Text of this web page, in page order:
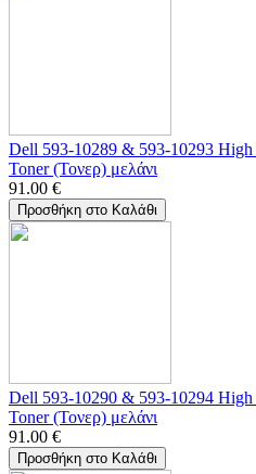
Dell 593-10289 & 593-10293
Toner (Τονερ) μελάνι
91.00 €
Προσθήκη στο Καλάθι
Dell 593-10290 & 593-10294
Toner (Τονερ) μελάνι
91.00 €
Προσθήκη στο Καλάθι